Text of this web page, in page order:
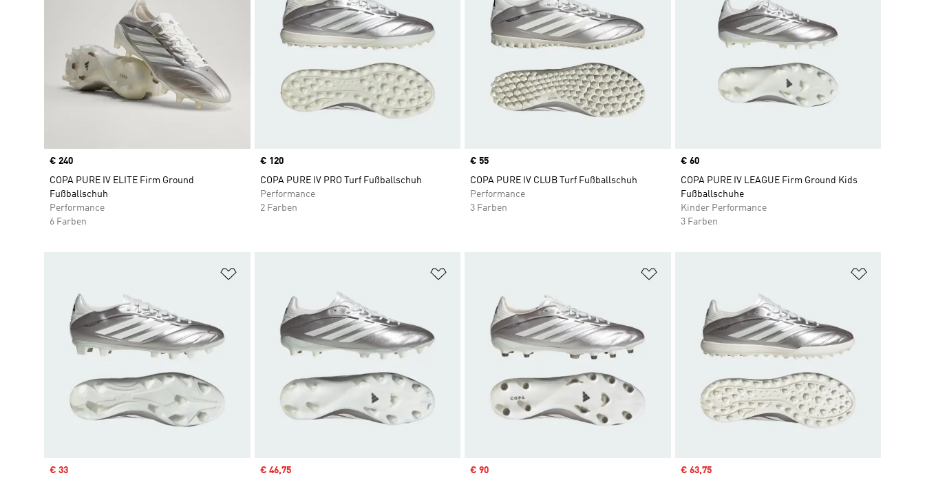
Price
€ 240
COPA PURE IV ELITE Firm Ground
Fußballschuh
Performance
6 Farben
Price
€ 120
COPA PURE IV PRO Turf Fußballschuh
Performance
2 Farben
Price
€ 55
COPA PURE IV CLUB Turf Fußballschuh
Performance
3 Farben
Price
€ 60
COPA PURE IV LEAGUE Firm Ground Kids
Fußballschuhe
Kinder Performance
3 Farben
Sale price
€ 33 Sale price
€ 46,75 Sale price
€ 90 Sale price
€ 63,75